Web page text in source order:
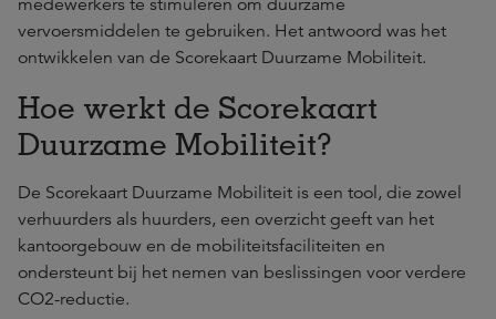
medewerkers te stimuleren om duurzame
vervoersmiddelen te gebruiken. Het antwoord was het
ontwikkelen van de Scorekaart Duurzame Mobiliteit.
Hoe werkt de Scorekaart
Duurzame Mobiliteit?
De Scorekaart Duurzame Mobiliteit is een tool, die zowel
verhuurders als huurders, een overzicht geeft van het
kantoorgebouw en de mobiliteitsfaciliteiten en
ondersteunt bij het nemen van beslissingen voor verdere
CO2-reductie.